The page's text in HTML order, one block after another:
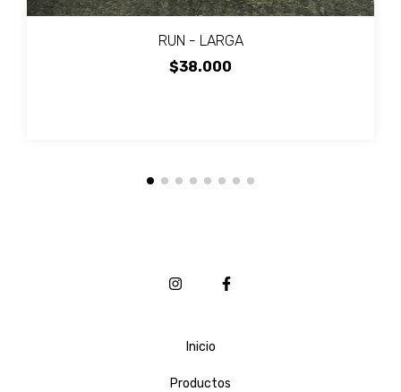
RUN - LARGA
$38.000
Inicio
Productos